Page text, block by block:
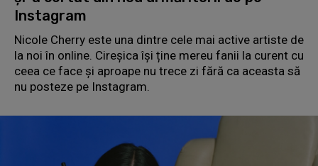
Instagram
Nicole Cherry este una dintre cele mai active artiste de
la noi în online. Cireșica își ține mereu fanii la curent cu
ceea ce face și aproape nu trece zi fără ca aceasta să
nu posteze pe Instagram.